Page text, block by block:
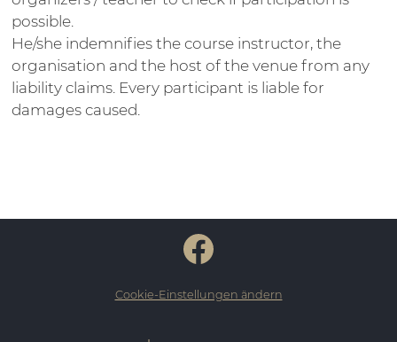
possible.
He/she indemnifies the course instructor, the
organisation and the host of the venue from any
liability claims. Every participant is liable for
damages caused.
Cookie-Einstellungen ändern